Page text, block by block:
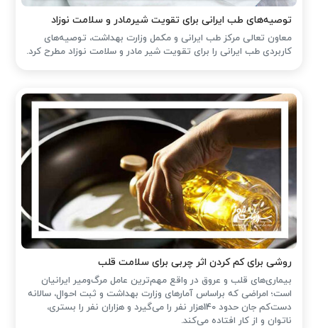
توصیه‌های طب ایرانی برای تقویت شیرمادر و سلامت نوزاد
معاون تعالی مرکز طب ایرانی و مکمل وزارت بهداشت، توصیه‌های
کاربردی طب ایرانی را برای تقویت شیر مادر و سلامت نوزاد مطرح کرد.
روشی برای کم کردن اثر چربی برای سلامت قلب
بیماری‌های قلب و عروق در واقع مهم‌ترین عامل مرگ‌ومیر ایرانیان
است؛ امراضی که براساس آمارهای وزارت بهداشت و ثبت احوال، سالانه
دست‌کم جان حدود 140هزار نفر را می‌گیرد و هزاران نفر را بستری،
ناتوان و از کار افتاده می‌کند.